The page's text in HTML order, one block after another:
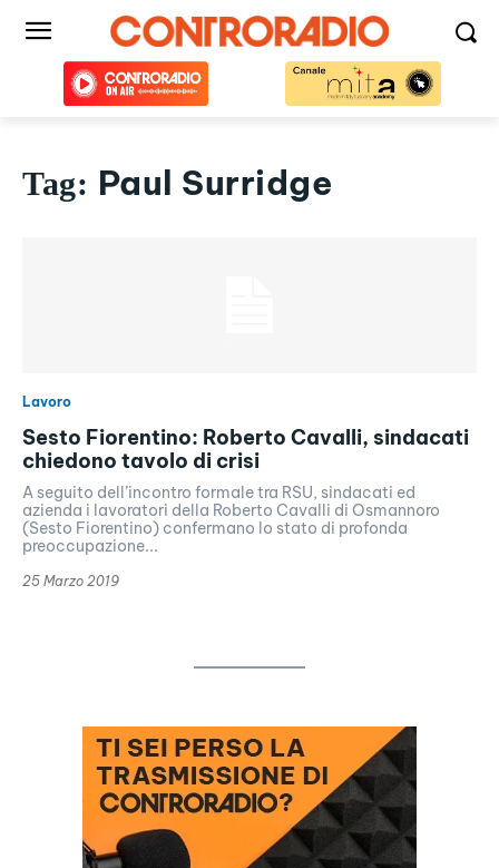
Tag: Paul Surridge
Lavoro
Sesto Fiorentino: Roberto Cavalli, sindacati
chiedono tavolo di crisi
A seguito dell’incontro formale tra RSU, sindacati ed
azienda i lavoratori della Roberto Cavalli di Osmannoro
(Sesto Fiorentino) confermano lo stato di profonda
preoccupazione...
25 Marzo 2019